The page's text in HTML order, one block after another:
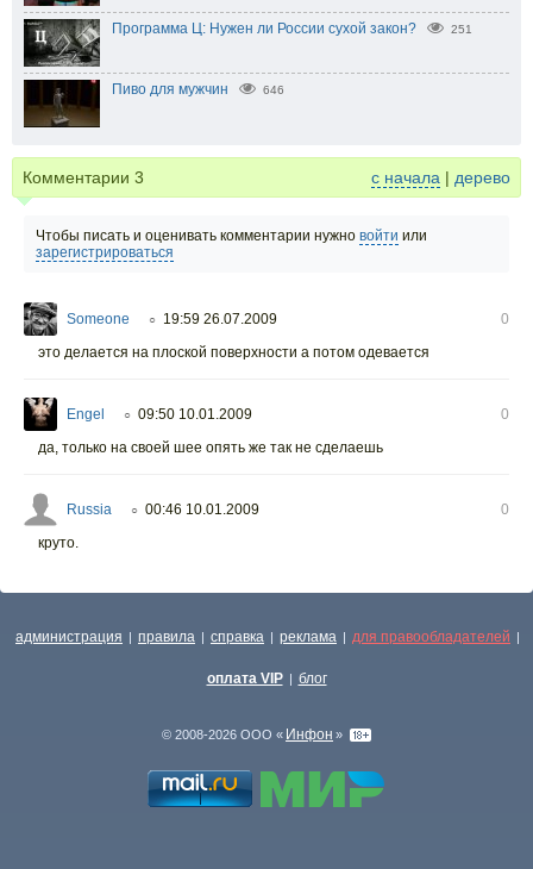
Программа Ц: Нужен ли России сухой закон? 251
Пиво для мужчин 646
Комментарии 3 с начала | дерево
Чтобы писать и оценивать комментарии нужно войти или
зарегистрироваться
Someone ○ 19:59 26.07.2009
0
это делается на плоской поверхности а потом одевается
Engel ○ 09:50 10.01.2009
0
да, только на своей шее опять же так не сделаешь
Russia ○ 00:46 10.01.2009
0
круто.
администрация | правила | справка | реклама | для правообладателей |
оплата VIP | блог
© 2008-2026 ООО « Инфон »